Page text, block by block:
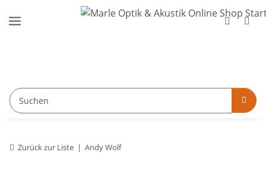
Zurück zur Liste Andy Wolf